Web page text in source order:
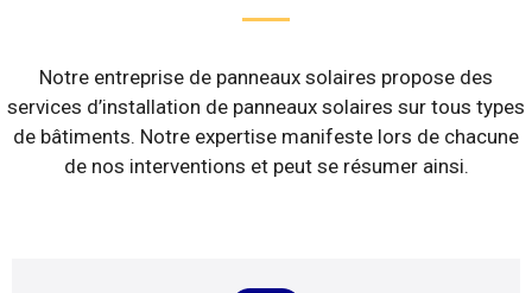
Notre entreprise de panneaux solaires propose des
services d’installation de panneaux solaires sur tous types
de bâtiments. Notre expertise manifeste lors de chacune
de nos interventions et peut se résumer ainsi.